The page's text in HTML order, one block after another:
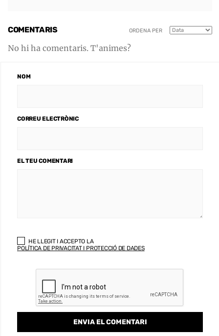
COMENTARIS ORDENA PER
No hi ha comentaris. T'animes?
NOM
CORREU ELECTRÒNIC
EL TEU COMENTARI
HE LLEGIT I ACCEPTO LA
POLÍTICA DE PRIVACITAT I PROTECCIÓ DE DADES